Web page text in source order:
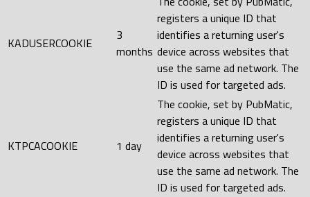
KADUSERCOOKIE
3
months
registers a unique ID that
identifies a returning user's
device across websites that
use the same ad network. The
ID is used for targeted ads.
KTPCACOOKIE 1 day
The cookie, set by PubMatic,
registers a unique ID that
identifies a returning user's
device across websites that
use the same ad network. The
ID is used for targeted ads.